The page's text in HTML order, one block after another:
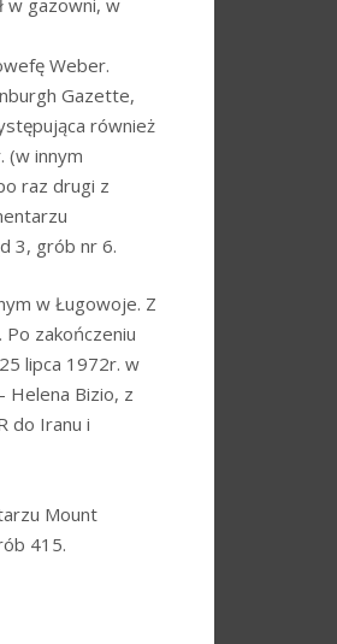
w gazowni, w
Weber.
Gazette,
również
(w innym
raz drugi z
3, grób nr 6.
w Ługowoje. Z
Po zakończeniu
lipca 1972r. w
Helena Bizio, z
do Iranu i
Mount
415.